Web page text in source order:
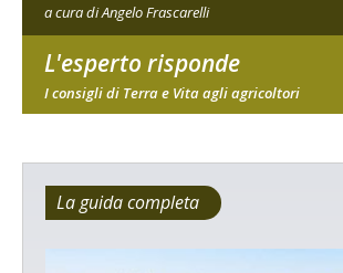
a cura di Angelo Frascarelli
L'esperto risponde
I consigli di Terra e Vita agli agricoltori
La guida completa